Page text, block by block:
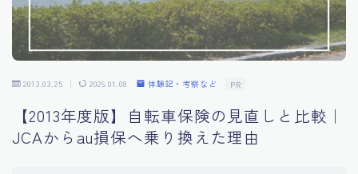
2013.03.25 2026.01.08 体験記・考察など PR
【2013年度版】自転車保険の見直しと比較｜
JCAからau損保へ乗り換えた理由